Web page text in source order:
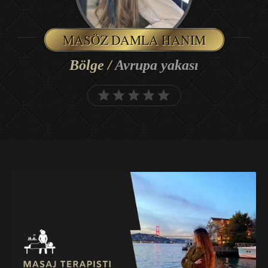
MASÖZ DAMLA HANIM
Bölge /Avrupa yakası